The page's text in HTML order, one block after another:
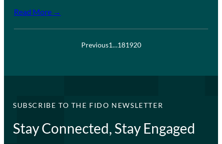
Read More →
Previous1…181920
SUBSCRIBE TO THE FIDO NEWSLETTER
Stay Connected, Stay Engaged